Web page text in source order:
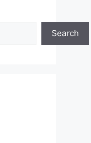
Search